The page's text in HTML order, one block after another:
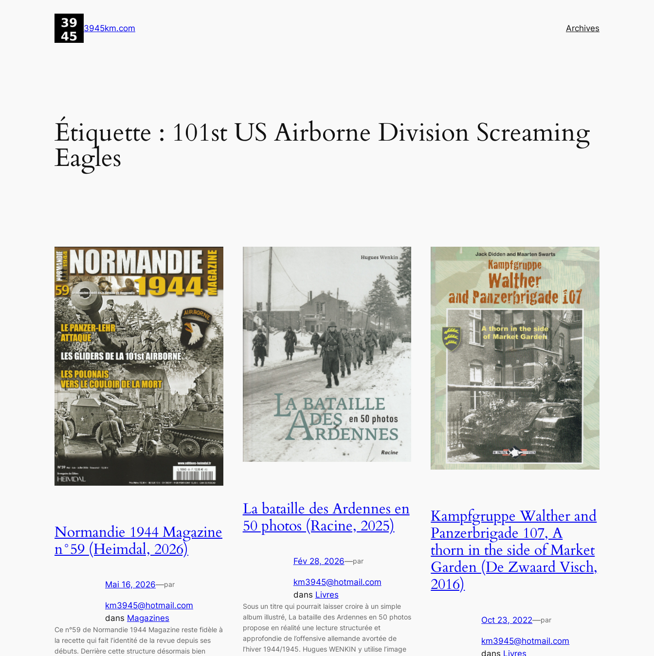
3945km.com Archives
Étiquette : 101st US Airborne Division Screaming
Eagles
Normandie 1944 Magazine
n°59 (Heimdal, 2026)
Mai 16, 2026—par
km3945@hotmail.com
dans Magazines
Ce n°59 de Normandie 1944 Magazine reste fidèle à
la recette qui fait l’identité de la revue depuis ses
débuts. Derrière cette structure désormais bien
La bataille des Ardennes en
50 photos (Racine, 2025)
Fév 28, 2026—par
km3945@hotmail.com
dans Livres
Sous un titre qui pourrait laisser croire à un simple
album illustré, La bataille des Ardennes en 50 photos
propose en réalité une lecture structurée et
approfondie de l’offensive allemande avortée de
l’hiver 1944/1945. Hugues WENKIN y utilise l’image
Kampfgruppe Walther and
Panzerbrigade 107, A
thorn in the side of Market
Garden (De Zwaard Visch,
2016)
Oct 23, 2022—par
km3945@hotmail.com
dans Livres